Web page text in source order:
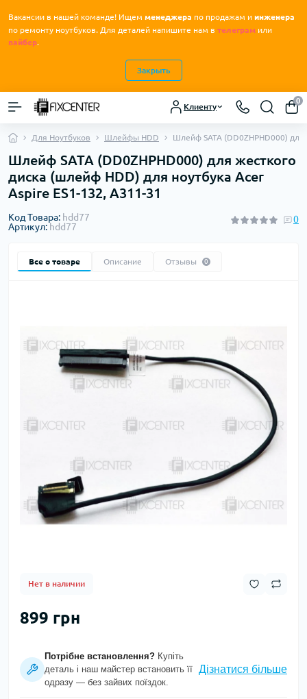
Вакансии в нашей команде! Ищем менеджера по продажам и инженера
по ремонту ноутбуков. Для деталей напишите нам в телеграм или
вайбер.
Закрыть
Клиенту
0
Для Ноутбуков Шлейфы HDD Шлейф SATA (DD0ZHPHD000)
Шлейф SATA (DD0ZHPHD000) для жесткого
диска (шлейф HDD) для ноутбука Acer
Aspire ES1-132, A311-31
Код Товара: hdd77
Артикул: hdd77
0
Все о товаре Описание Отзывы 0
Нет в наличии
899 грн
Потрібне встановлення? Купіть
деталь і наш майстер встановить її
одразу — без зайвих поїздок.
Дізнатися більше